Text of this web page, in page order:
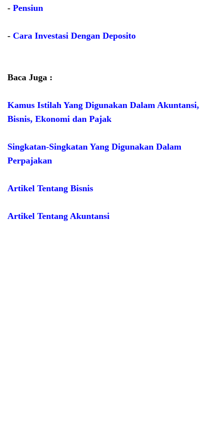
- Pensiun
- Cara Investasi Dengan Deposito
Baca Juga :
Kamus Istilah Yang Digunakan Dalam Akuntansi,
Bisnis, Ekonomi dan Pajak
Singkatan-Singkatan Yang Digunakan Dalam
Perpajakan
Artikel Tentang Bisnis
Artikel Tentang Akuntansi